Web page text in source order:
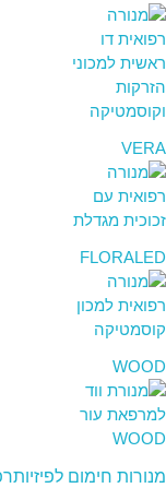
VERA
FLORALED
WOOD
מנורות חימום